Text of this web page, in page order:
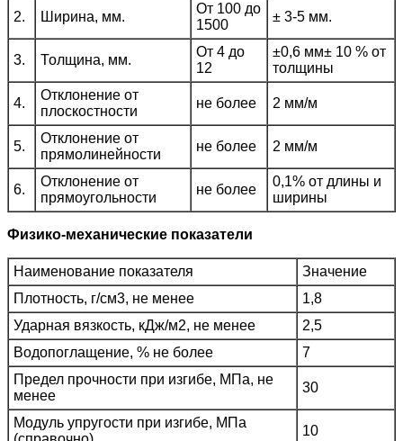
2. Ширина, мм.
От 100 до
1500
± 3-5 мм.
3. Толщина, мм.
От 4 до
12
±0,6 мм± 10 % от
толщины
4.
Отклонение от
плоскостности
не более 2 мм/м
5.
Отклонение от
прямолинейности
не более 2 мм/м
6.
Отклонение от
прямоугольности
не более
0,1% от длины и
ширины
Физико-механические показатели
Наименование показателя
Значение
Плотность, г/см3, не менее
1,8
Ударная вязкость, кДж/м2, не менее
2,5
Водопоглащение, % не более
7
Предел прочности при изгибе, МПа, не
менее
30
Модуль упругости при изгибе, МПа
10